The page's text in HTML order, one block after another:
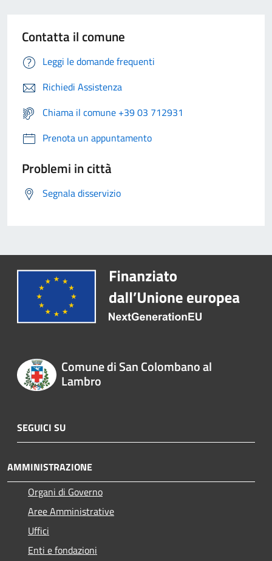
Contatta il comune
Leggi le domande frequenti
Richiedi Assistenza
Chiama il comune +39 03 712931
Prenota un appuntamento
Problemi in città
Segnala disservizio
Comune di San Colombano al
Lambro
SEGUICI SU
AMMINISTRAZIONE
Organi di Governo
Aree Amministrative
Uffici
Enti e fondazioni